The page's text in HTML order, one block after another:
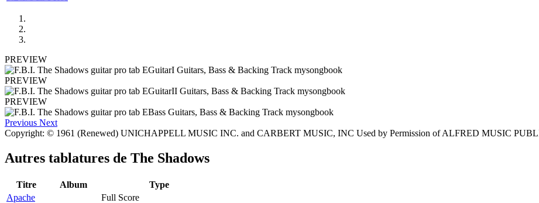
PREVIEW
PREVIEW
PREVIEW
Previous Next
Copyright: © 1961 (Renewed) UNICHAPPELL MUSIC INC. and CARBERT MUSIC, INC Used by Permission of ALFRED MUSIC
Autres tablatures de The Shadows
Titre Album
Type
Apache
Full Score